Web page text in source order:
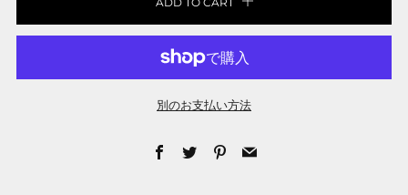
別のお支払い方法
Facebook
TwitterPinterest
Email